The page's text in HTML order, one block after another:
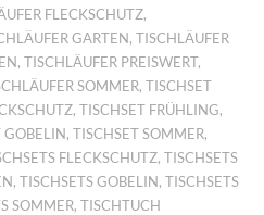
FLECKSCHUTZ,
GARTEN ,TISCHLÄUFER
,TISCHLÄUFER PREISWERT,
SOMMER,TISCHSET
,TISCHSET FRÜHLING,
GOBELIN ,TISCHSET SOMMER,
FLECKSCHUTZ,TISCHSETS
,TISCHSETS GOBELIN ,TISCHSETS
SOMMER,TISCHTUCH